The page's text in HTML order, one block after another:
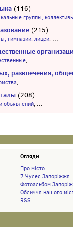
(116)
группы,
(215)
гимназии, лицеи, ...
, ...
развлечения,
, ...
(208)
объявлений, ...
Огляди
Про місто
7 Чудес Запоріжжя
Фотоальбом
Обличчя нашого
RSS